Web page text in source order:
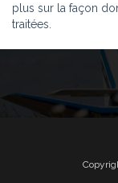
plus sur la façon
traitées